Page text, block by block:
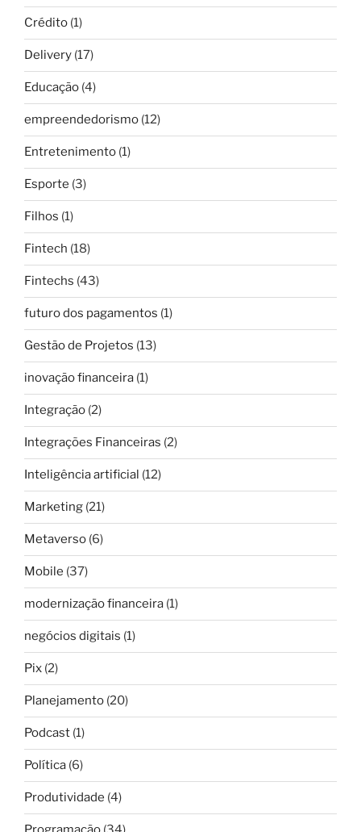
Crédito (1)
Delivery (17)
Educação (4)
empreendedorismo (12)
Entretenimento (1)
Esporte (3)
Filhos (1)
Fintech (18)
Fintechs (43)
futuro dos pagamentos (1)
Gestão de Projetos (13)
inovação financeira (1)
Integração (2)
Integrações Financeiras (2)
Inteligência artificial (12)
Marketing (21)
Metaverso (6)
Mobile (37)
modernização financeira (1)
negócios digitais (1)
Pix (2)
Planejamento (20)
Podcast (1)
Política (6)
Produtividade (4)